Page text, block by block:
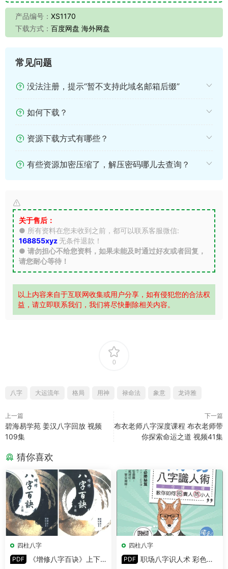
产品编号： XS1170
下载方式： 百度网盘 海外网盘
常见问题
没法注册，提示“暂不支持此域名邮箱后缀”
如何下载？
资源下载方式有哪些？
有些资源加密压缩了，解压密码哪儿去查询？
关于售后：
● 所有资料在您未收到之前，都可以联系客服微信:
168855xyz 无条件退款！
● 请勿担心不给您资料，如果未能及时通过好友或者回复，
请您耐心等待！
以上内容来自于互联网收集或用户分享，如有侵犯您的合法权
益，请立即联系我们，我们将尽快删除相关内容。
0
八字 大运流年 格局 用神 禄命法 象意 龙诗雅
上一篇
碧海易学苑 姜汉八字回放 视频
109集
下一篇
布衣老师八字深度课程 布衣老师带
你探索命运之道 视频41集
猜你喜欢
四柱八字
PDF
《增修八字百诀》上下
四柱八字
PDF 职场八字识人术 彩色版